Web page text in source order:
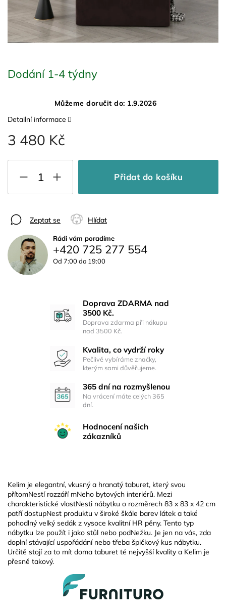
3 480 Kč
Dodání 1-4 týdny
Můžeme doručit do: 1.9.2026
Přidat do košíku
Detailní informace
Zeptat se Hlídat
Rádi vám poradíme
+420 725 277 554
Od 7:00 do 19:00
Doprava ZDARMA nad
3500 Kč.
Doprava zdarma při nákupu
nad 3500 Kč.
Kvalita, co vydrží roky
Pečlivě vybíráme značky,
kterým sami důvěřujeme.
365 dní na rozmyšlenou
Na vrácení máte celých 365
dní.
Hodnocení našich
zákazníků
Kelim je elegantní, vkusný a hranatý taburet, který svou
přítomNestí rozzáří mNeho bytových interiérů. Mezi
charakteristické vlastNesti nábytku o rozměrech 83 x 83 x 42 cm
patří dostupNest produktu v široké škále barev látek a také
pohodlný velký sedák z vysoce kvalitní HR pěny. Tento typ
nábytku lze použít i jako stůl nebo podNežku. Je jen na vás, zda
doplní stávající uspořádání nebo třeba špičkový kus nábytku.
Určitě stojí za to mít doma taburet té nejvyšší kvality a Kelim je
přesně takový.